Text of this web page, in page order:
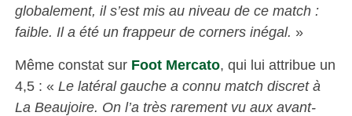
globalement, il s’est mis au niveau de ce match :
faible. Il a été un frappeur de corners inégal. »
Même constat sur Foot Mercato, qui lui attribue un
4,5 : « Le latéral gauche a connu match discret à
La Beaujoire. On l’a très rarement vu aux avant-